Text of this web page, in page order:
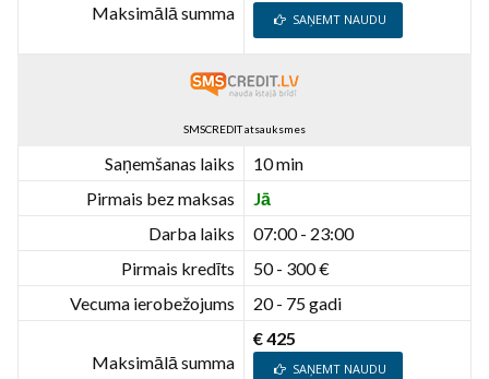
Maksimālā summa SAŅEMT NAUDU
SMSCREDIT atsauksmes
Saņemšanas laiks
10 min
Pirmais bez maksas
Jā
Darba laiks
07:00 - 23:00
Pirmais kredīts
50 - 300 €
Vecuma ierobežojums
20 - 75 gadi
Maksimālā summa
€ 425
SAŅEMT NAUDU